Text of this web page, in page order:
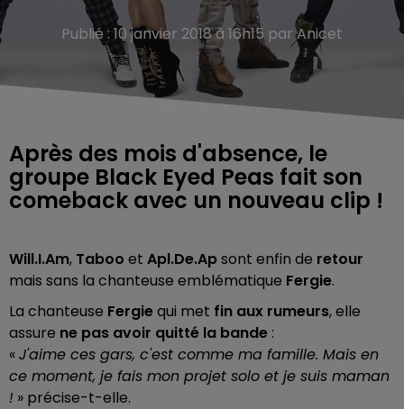
Publié : 10 janvier 2018 à 16h15 par Anicet
Après des mois d'absence, le
groupe Black Eyed Peas fait son
comeback avec un nouveau clip !
Will.I.Am, Taboo et Apl.De.Apsont enfin de retour
mais sans la chanteuse emblématique Fergie.
La chanteuse Fergiequi met fin aux rumeurs, elle
assure ne pas avoir quitté la bande :
«J'aime ces gars, c'est comme ma famille. Mais en
ce moment, je fais mon projet solo et je suis maman
! » précise-t-elle.